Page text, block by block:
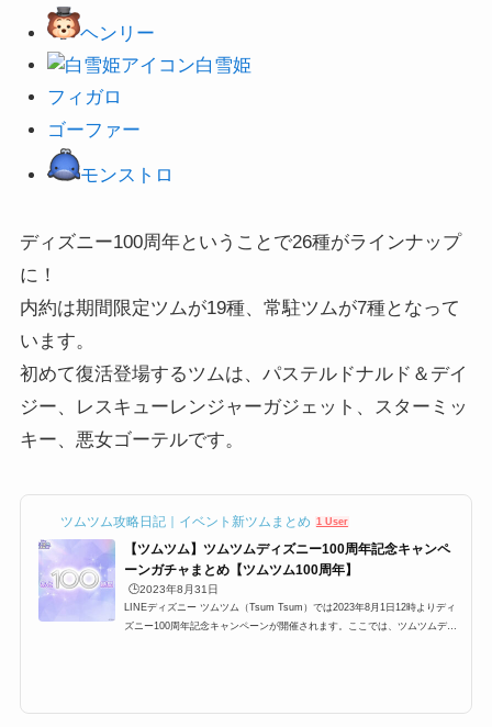
ヘンリー
白雪姫
フィガロ
ゴーファー
モンストロ
ディズニー100周年ということで26種がラインナップ
に！
内約は期間限定ツムが19種、常駐ツムが7種となって
います。
初めて復活登場するツムは、パステルドナルド＆デイ
ジー、レスキューレンジャーガジェット、スターミッ
キー、悪女ゴーテルです。
ツムツム攻略日記｜イベント新ツムまとめ 1 User
【ツムツム】ツムツムディズニー100周年記念キャンペ
ーンガチャまとめ【ツムツム100周年】
🕒️2023年8月31日
LINEディズニー ツムツム（Tsum Tsum）では2023年8月1日12時よりディ
ズニー100周年記念キャンペーンが開催されます。ここでは、ツムツムディ